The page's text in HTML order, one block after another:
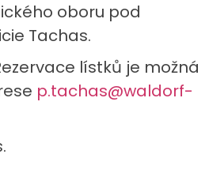
oboru pod
Tachas.
lístků je možná
p.tachas@waldorf-